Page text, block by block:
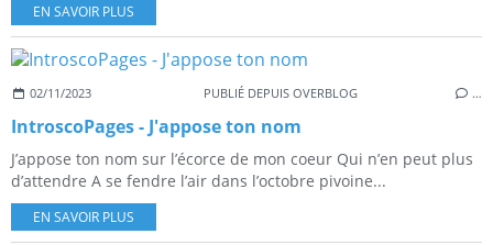
EN SAVOIR PLUS
02/11/2023 PUBLIÉ DEPUIS OVERBLOG …
IntroscoPages - J'appose ton nom
J’appose ton nom sur l’écorce de mon coeur Qui n’en peut plus
d’attendre A se fendre l’air dans l’octobre pivoine...
EN SAVOIR PLUS